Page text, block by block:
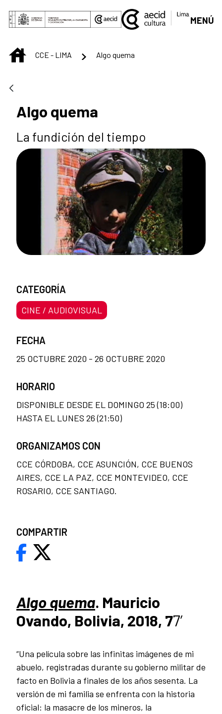
Saltar al contenido principal
MENÚ
INICIOCCE - LIMA Algo quema
Algo quema
La fundición del tiempo
Algo quema. Mauricio
Ovando, Bolivia, 2018, 77’
“Una película sobre las infinitas imágenes de mi
abuelo, registradas durante su gobierno militar de
facto en Bolivia a finales de los años sesenta. La
versión de mi familia se enfrenta con la historia
oficial: la masacre de los mineros, la
CATEGORÍA
CINE / AUDIOVISUAL
FECHA
25 OCTUBRE 2020 - 26 OCTUBRE 2020
HORARIO
DISPONIBLE DESDE EL DOMINGO 25 (18:00)
HASTA EL LUNES 26 (21:50)
ORGANIZAMOS CON
CCE CÓRDOBA, CCE ASUNCIÓN, CCE BUENOS
AIRES, CCE LA PAZ, CCE MONTEVIDEO, CCE
ROSARIO, CCE SANTIAGO.
COMPARTIR